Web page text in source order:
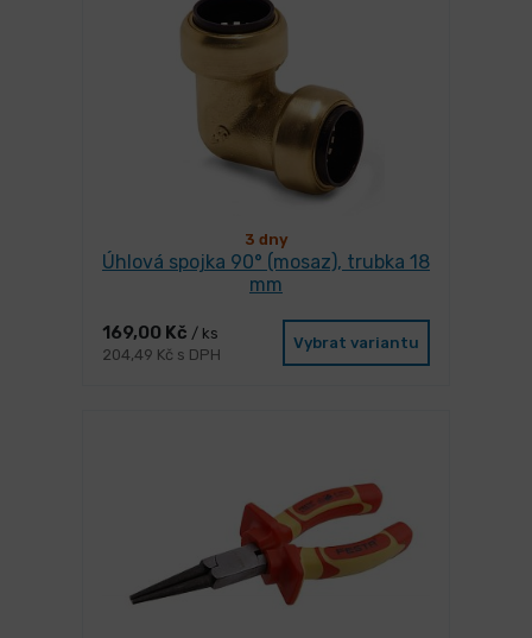
3 dny
Úhlová spojka 90° (mosaz), trubka 18
mm
169,00 Kč / ks
204,49 Kč s DPH
Vybrat variantu